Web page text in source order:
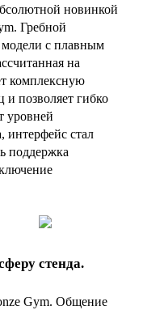
новинкой
Гребной
модели с плавным
на
комплексную
позволяет гибко
уровней
интерфейс стал
поддержка
стенда.
Gym. Общение